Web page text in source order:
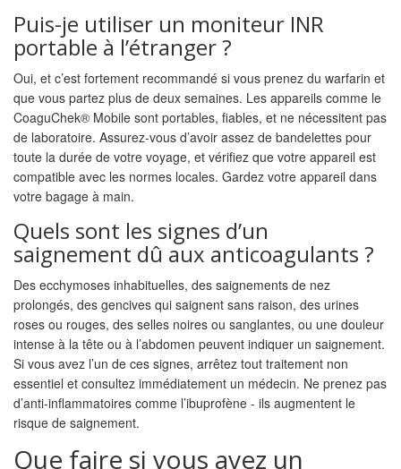
Puis-je utiliser un moniteur INR
portable à l’étranger ?
Oui, et c’est fortement recommandé si vous prenez du warfarin et
que vous partez plus de deux semaines. Les appareils comme le
CoaguChek® Mobile sont portables, fiables, et ne nécessitent pas
de laboratoire. Assurez-vous d’avoir assez de bandelettes pour
toute la durée de votre voyage, et vérifiez que votre appareil est
compatible avec les normes locales. Gardez votre appareil dans
votre bagage à main.
Quels sont les signes d’un
saignement dû aux anticoagulants ?
Des ecchymoses inhabituelles, des saignements de nez
prolongés, des gencives qui saignent sans raison, des urines
roses ou rouges, des selles noires ou sanglantes, ou une douleur
intense à la tête ou à l’abdomen peuvent indiquer un saignement.
Si vous avez l’un de ces signes, arrêtez tout traitement non
essentiel et consultez immédiatement un médecin. Ne prenez pas
d’anti-inflammatoires comme l’ibuprofène - ils augmentent le
risque de saignement.
Que faire si vous avez un